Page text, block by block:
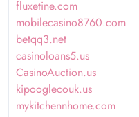
fluxetine.com
mobilecasino8760.com
betqq3.net
casinoloans5.us
CasinoAuction.us
kipooglecouk.us
mykitchennhome.com